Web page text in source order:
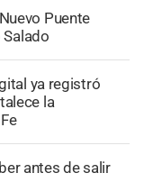
Nuevo Puente
ya registró
la
antes de salir